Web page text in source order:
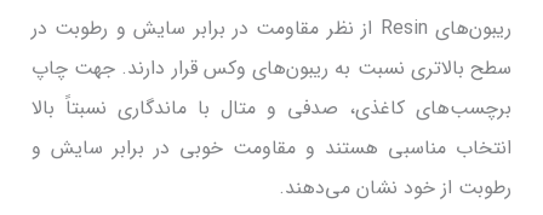
ریبون‌های Resin از نظر مقاومت در برابر سایش و رطوبت در
سطح بالاتری نسبت به ریبون‌های وکس قرار دارند. جهت چاپ
برچسب‌های کاغذی، صدفی و متال با ماندگاری نسبتاً بالا
انتخاب مناسبی هستند و مقاومت خوبی در برابر سایش و
رطوبت از خود نشان می‌دهند.